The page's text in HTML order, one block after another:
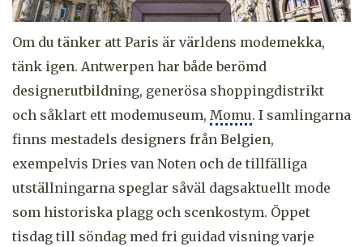
Om du tänker att Paris är världens modemekka,
tänk igen. Antwerpen har både berömd
designerutbildning, generösa shoppingdistrikt
och såklart ett modemuseum, Momu. I samlingarna
finns mestadels designers från Belgien,
exempelvis Dries van Noten och de tillfälliga
utställningarna speglar såväl dagsaktuellt mode
som historiska plagg och scenkostym. Öppet
tisdag till söndag med fri guidad visning varje